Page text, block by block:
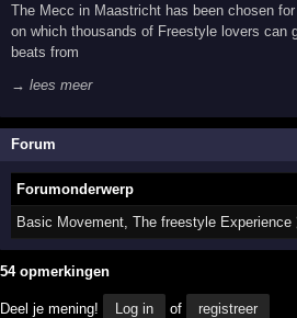
The Mecc in Maastricht has been chosen
on which thousands of Freestyle lovers can
beats from
→ lees meer
Forum
Forumonderwerp
Basic Movement, The freestyle Experience
54 opmerkingen
Deel je mening! Log in of registreer